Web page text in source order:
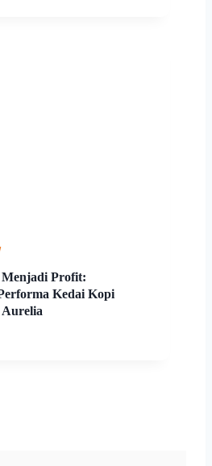
Profit:
Kedai Kopi
Aurelia